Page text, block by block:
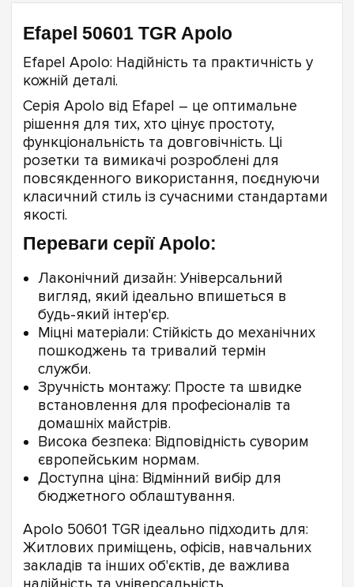
Efapel 50601 TGR Apolo
Efapel Apolo: Надійність та практичність у
кожній деталі.
Серія Apolo від Efapel – це оптимальне
рішення для тих, хто цінує простоту,
функціональність та довговічність. Ці
розетки та вимикачі розроблені для
повсякденного використання, поєднуючи
класичний стиль із сучасними стандартами
якості.
Переваги серії Apolo:
Лаконічний дизайн: Універсальний
вигляд, який ідеально впишеться в
будь-який інтер'єр.
Міцні матеріали: Стійкість до механічних
пошкоджень та тривалий термін
служби.
Зручність монтажу: Просте та швидке
встановлення для професіоналів та
домашніх майстрів.
Висока безпека: Відповідність суворим
європейським нормам.
Доступна ціна: Відмінний вибір для
бюджетного облаштування.
Apolo 50601 TGR ідеально підходить для:
Житлових приміщень, офісів, навчальних
закладів та інших об'єктів, де важлива